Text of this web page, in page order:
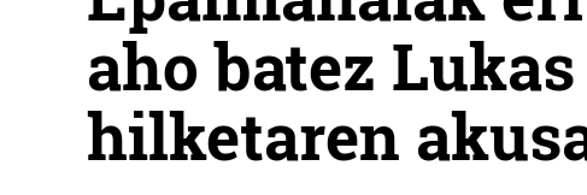
aho batez
hilketaren